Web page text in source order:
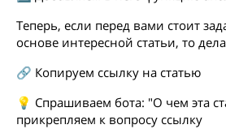
Теперь, если перед вами стоит
основе интересной статьи, то
🔗 Копируем ссылку на статью
💡 Спрашиваем бота: "О чем эта
прикрепляем к вопросу ссылку